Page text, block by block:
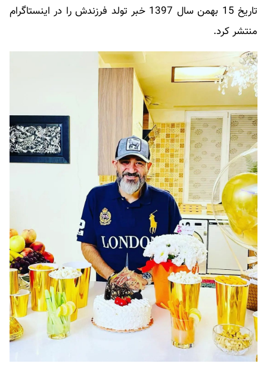
تاریخ 15 بهمن سال 1397 خبر تولد فرزندش را در اینستاگرام
منتشر کرد.